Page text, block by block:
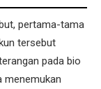
pertama-tama
tersebut
pada bio
menemukan